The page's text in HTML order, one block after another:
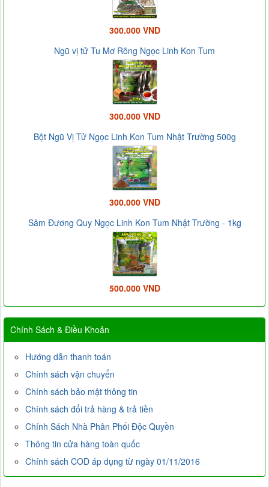
300.000 VND
Ngũ vị tử Tu Mơ Rông Ngọc Linh Kon Tum
300.000 VND
Bột Ngũ Vị Tử Ngọc Linh Kon Tum Nhật Trường 500g
300.000 VND
Sâm Đương Quy Ngọc Linh Kon Tum Nhật Trường - 1kg
500.000 VND
Chính Sách & Điều Khoản
Hướng dẫn thanh toán
Chính sách vận chuyển
Chính sách bảo mật thông tin
Chính sách đổi trả hàng & trả tiền
Chính Sách Nhà Phân Phối Độc Quyền
Thông tin cửa hàng toàn quốc
Chính sách COD áp dụng từ ngày 01/11/2016